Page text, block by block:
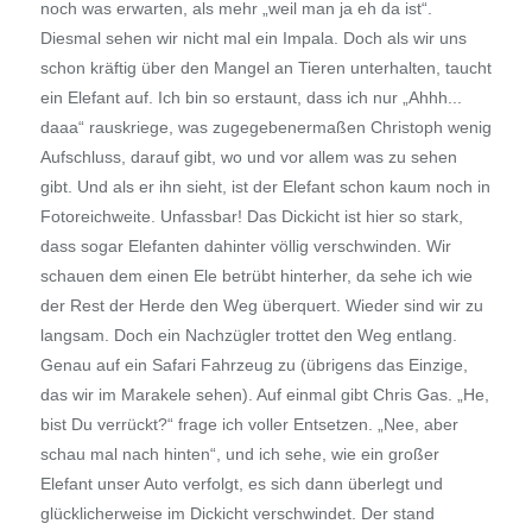
noch was erwarten, als mehr „weil man ja eh da ist“.
Diesmal sehen wir nicht mal ein Impala. Doch als wir uns
schon kräftig über den Mangel an Tieren unterhalten, taucht
ein Elefant auf. Ich bin so erstaunt, dass ich nur „Ahhh...
daaa“ rauskriege, was zugegebenermaßen Christoph wenig
Aufschluss, darauf gibt, wo und vor allem was zu sehen
gibt. Und als er ihn sieht, ist der Elefant schon kaum noch in
Fotoreichweite. Unfassbar! Das Dickicht ist hier so stark,
dass sogar Elefanten dahinter völlig verschwinden. Wir
schauen dem einen Ele betrübt hinterher, da sehe ich wie
der Rest der Herde den Weg überquert. Wieder sind wir zu
langsam. Doch ein Nachzügler trottet den Weg entlang.
Genau auf ein Safari Fahrzeug zu (übrigens das Einzige,
das wir im Marakele sehen). Auf einmal gibt Chris Gas. „He,
bist Du verrückt?“ frage ich voller Entsetzen. „Nee, aber
schau mal nach hinten“, und ich sehe, wie ein großer
Elefant unser Auto verfolgt, es sich dann überlegt und
glücklicherweise im Dickicht verschwindet. Der stand